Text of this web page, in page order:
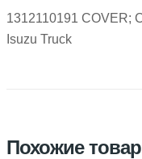
1312110191 COVER;
Isuzu Truck
Похожие